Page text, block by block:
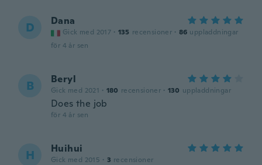
D Dana
Gick med 2017 · 135 recensioner · 86 uppladdningar
för 4 år sen
B Beryl
Gick med 2021 · 180 recensioner · 130 uppladdningar
Does the job
för 4 år sen
H Huihui
Gick med 2015 · 3 recensioner